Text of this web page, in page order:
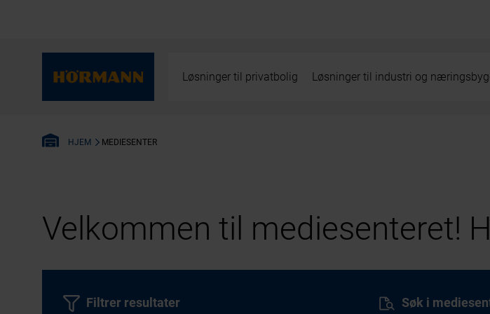
Løsninger til privatbolig Løsninger til industri og
HJEM MEDIESENTER
Velkommen til mediesenteret!
Søk i
Filtrer resultater